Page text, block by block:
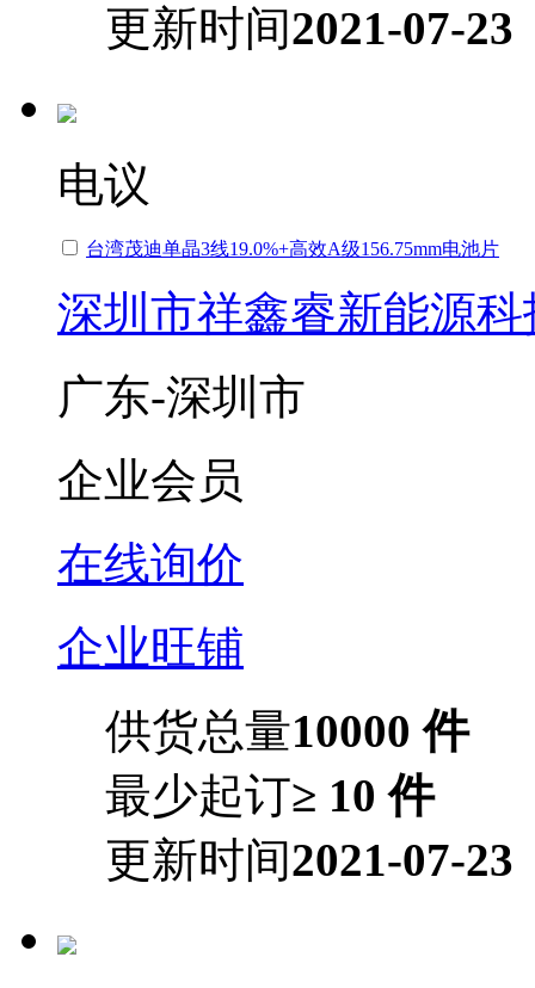
更新时间2021-07-23
电议
台湾茂迪单晶3线19.0%+高效A级156.75mm电池片
深圳市祥鑫睿新能源
广东-深圳市
企业会员
在线询价
企业旺铺
供货总量10000 件
最少起订≥ 10 件
更新时间2021-07-23